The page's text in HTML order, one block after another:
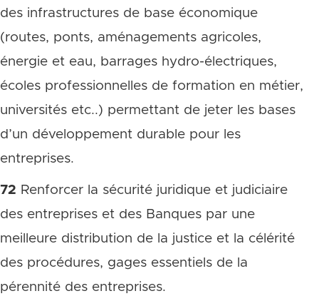
des infrastructures de base économique
(routes, ponts, aménagements agricoles,
énergie et eau, barrages hydro-électriques,
écoles professionnelles de formation en métier,
universités etc..) permettant de jeter les bases
d’un développement durable pour les
entreprises.
72 Renforcer la sécurité juridique et judiciaire
des entreprises et des Banques par une
meilleure distribution de la justice et la célérité
des procédures, gages essentiels de la
pérennité des entreprises.